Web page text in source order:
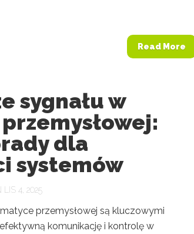
Read More
sygnału w
dla
systemów
LIS 4, 2025
przemysłowej są kluczowymi
komunikację i kontrolę w